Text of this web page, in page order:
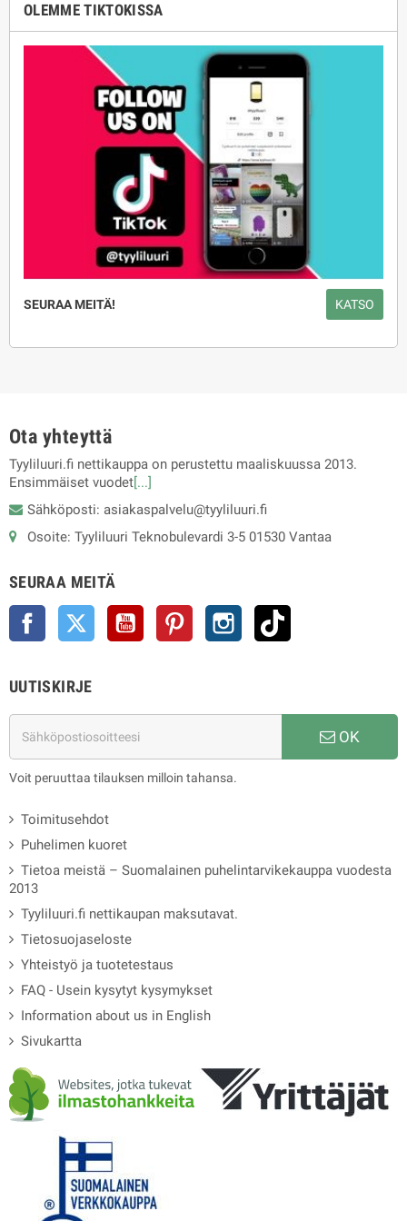
OLEMME TIKTOKISSA
SEURAA MEITÄ! KATSO
Ota yhteyttä
Tyyliluuri.fi nettikauppa on perustettu maaliskuussa 2013.
Ensimmäiset vuodet [...]
Sähköposti: asiakaspalvelu@tyyliluuri.fi
Osoite: Tyyliluuri Teknobulevardi 3-5 01530 Vantaa
SEURAA MEITÄ
Facebook Twitter YouTube Pinterest Instagram
UUTISKIRJE
OK
Voit peruuttaa tilauksen milloin tahansa.
Toimitusehdot
Puhelimen kuoret
Tietoa meistä – Suomalainen puhelintarvikekauppa vuodesta
2013
Tyyliluuri.fi nettikaupan maksutavat.
Tietosuojaseloste
Yhteistyö ja tuotetestaus
FAQ - Usein kysytyt kysymykset
Information about us in English
Sivukartta